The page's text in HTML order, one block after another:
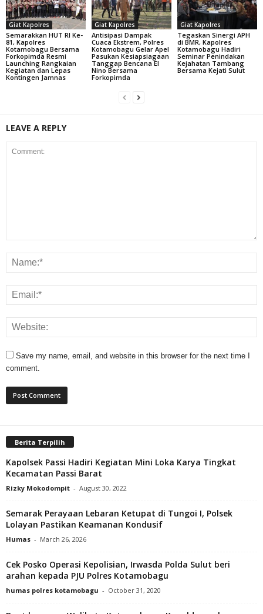
Giat Kapolres
Semarakkan HUT RI Ke-
81, Kapolres
Kotamobagu Bersama
Forkopimda Resmi
Launching Rangkaian
Kegiatan dan Lepas
Kontingen Jamnas
Giat Kapolres
Antisipasi Dampak
Cuaca Ekstrem, Polres
Kotamobagu Gelar Apel
Pasukan Kesiapsiagaan
Tanggap Bencana El
Nino Bersama
Forkopimda
Giat Kapolres
Tegaskan Sinergi APH
di BMR, Kapolres
Kotamobagu Hadiri
Seminar Penindakan
Kejahatan Tambang
Bersama Kejati Sulut
LEAVE A REPLY
Save my name, email, and website in this browser for the next time I
comment.
Berita Terpilih
Kapolsek Passi Hadiri Kegiatan Mini Loka Karya Tingkat
Kecamatan Passi Barat
Rizky Mokodompit - August 30, 2022
Semarak Perayaan Lebaran Ketupat di Tungoi I, Polsek
Lolayan Pastikan Keamanan Kondusif
Humas - March 26, 2026
Cek Posko Operasi Kepolisian, Irwasda Polda Sulut beri
arahan kepada PJU Polres Kotamobagu
humas polres kotamobagu - October 31, 2020